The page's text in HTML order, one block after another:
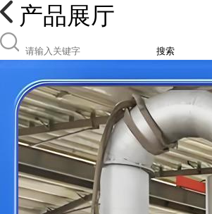
产品展厅
搜索